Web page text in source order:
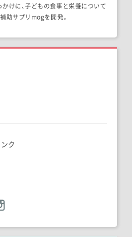
けに、子どもの食事と栄養について
助サプリmogを開発。
ク